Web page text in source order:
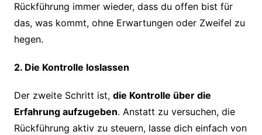
Rückführung immer wieder, dass du offen bist für
das, was kommt, ohne Erwartungen oder Zweifel zu
hegen.
2. Die Kontrolle loslassen
Der zweite Schritt ist, die Kontrolle über die
Erfahrung aufzugeben. Anstatt zu versuchen, die
Rückführung aktiv zu steuern, lasse dich einfach von